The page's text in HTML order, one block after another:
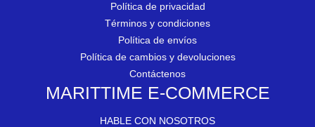
Política de privacidad
Términos y condiciones
Política de envíos
Política de cambios y devoluciones
Contáctenos
MARITTIME E-COMMERCE
HABLE CON NOSOTROS